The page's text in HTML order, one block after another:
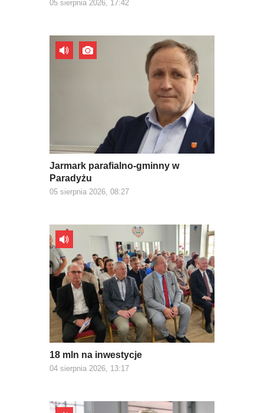
05 sierpnia 2026, 17:42
Jarmark parafialno-gminny w
Paradyżu
05 sierpnia 2026, 08:27
18 mln na inwestycje
04 sierpnia 2026, 13:17